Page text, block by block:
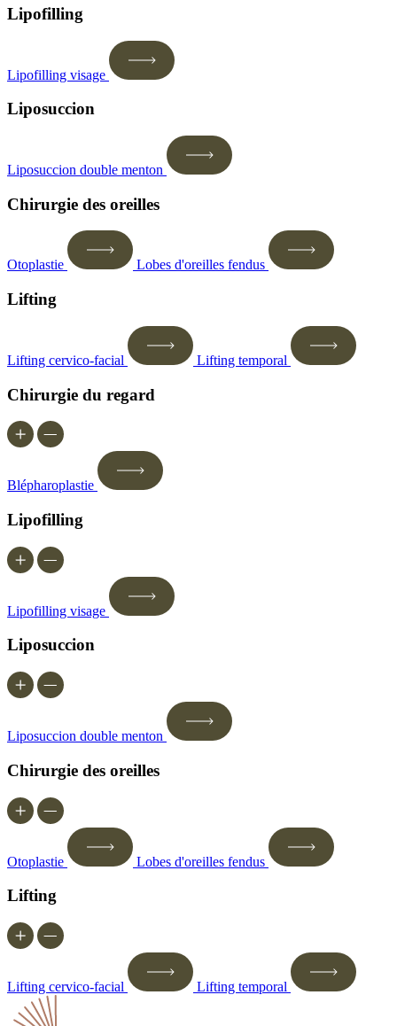
Lipofilling
Lipofilling visage
Liposuccion
Liposuccion double menton
Chirurgie des oreilles
Otoplastie Lobes d'oreilles fendus
Lifting
Lifting cervico-facial Lifting temporal
Chirurgie du regard
Blépharoplastie
Lipofilling
Lipofilling visage
Liposuccion
Liposuccion double menton
Chirurgie des oreilles
Otoplastie Lobes d'oreilles fendus
Lifting
Lifting cervico-facial Lifting temporal